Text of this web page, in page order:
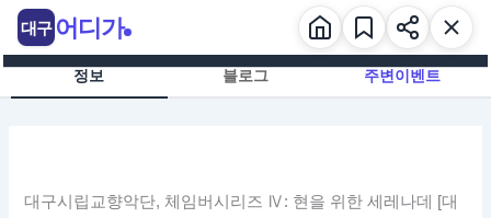
츠
정보 블로그 주변이벤트
대구시립교향악단, 체임버시리즈 Ⅳ: 현을 위한 세레나데 [대
대구 어디가